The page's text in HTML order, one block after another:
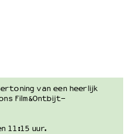
van een heerlijk
Film&Ontbijt-
11:15 uur.